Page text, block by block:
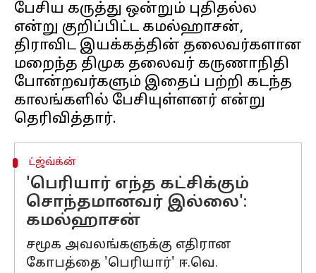
பேசிய கருத்து ஒன்றும் புதிதல்ல
என்று குறிப்பிட்ட கமல்ஹாசன்,
திராவிட இயக்கத்தின் தலைவர்களான
மறைந்த திமுக தலைவர் கருணாநிதி
போன்றவர்களும் இதைப் பற்றி கடந்த
காலங்களில் பேசியுள்ளனர் என்று
ட்ஜ்வ்க்ன்
'பெரியார் எந்த கட்சிக்கும்
சொந்தமானவர் இல்லை':
கமல்ஹாசன்
சமூக அவலங்களுக்கு எதிரான
கோபத்தை 'பெரியார்' ஈ.வெ.